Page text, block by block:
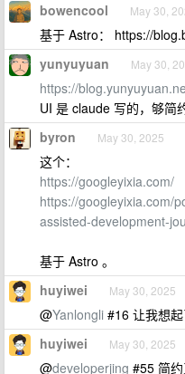
bowencool May 30,
基于 Astro： https://
yunyuyuan May 30,
https://
UI 是 claude 写的，够简
byron May 30, 2025
这个：
https://googleyixia.com/
https://googleyixia.com/
assisted-development-
基于 Astro 。
huyiwei May 30, 2025
@Yanlongli #16 让我想
huyiwei May 30, 2025
@developerjing #55 简